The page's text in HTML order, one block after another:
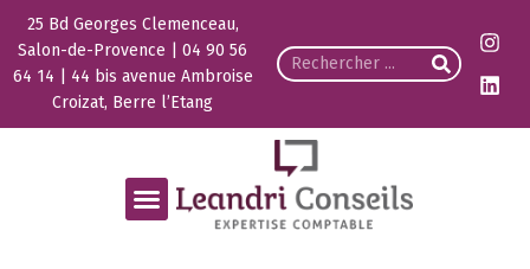
25 Bd Georges Clemenceau,
Salon-de-Provence | 04 90 56
64 14 | 44 bis avenue Ambroise
Croizat, Berre l’Etang